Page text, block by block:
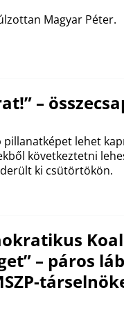
Magyar Péter.
–
lehet
következtetni
ki csütörtökön.
– páros